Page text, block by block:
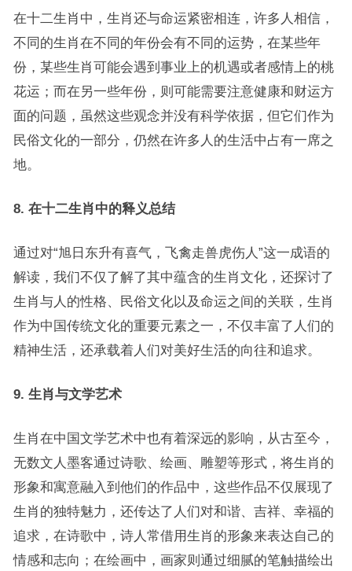
在十二生肖中，生肖还与命运紧密相连，许多人相信，
不同的生肖在不同的年份会有不同的运势，在某些年
份，某些生肖可能会遇到事业上的机遇或者感情上的桃
花运；而在另一些年份，则可能需要注意健康和财运方
面的问题，虽然这些观念并没有科学依据，但它们作为
民俗文化的一部分，仍然在许多人的生活中占有一席之
地。
8. 在十二生肖中的释义总结
通过对“旭日东升有喜气，飞禽走兽虎伤人”这一成语的
解读，我们不仅了解了其中蕴含的生肖文化，还探讨了
生肖与人的性格、民俗文化以及命运之间的关联，生肖
作为中国传统文化的重要元素之一，不仅丰富了人们的
精神生活，还承载着人们对美好生活的向往和追求。
9. 生肖与文学艺术
生肖在中国文学艺术中也有着深远的影响，从古至今，
无数文人墨客通过诗歌、绘画、雕塑等形式，将生肖的
形象和寓意融入到他们的作品中，这些作品不仅展现了
生肖的独特魅力，还传达了人们对和谐、吉祥、幸福的
追求，在诗歌中，诗人常借用生肖的形象来表达自己的
情感和志向；在绘画中，画家则通过细腻的笔触描绘出